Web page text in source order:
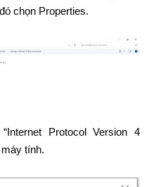
chọn Properties.
Protocol Version 4
tính.